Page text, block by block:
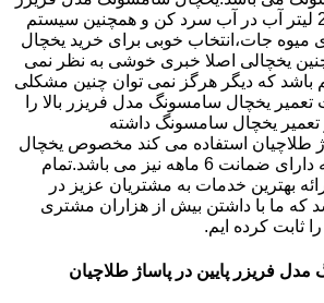
بالا با گنجایش بیش از 2 لیتر آب در آب سرد کن و همچنین سیستم
میوه جات،انتخاب خوبی برای خرید یخچال
یخچالی اصلا خبری خوشی به نظر نمی
باشد که دیگر هرگز نمی توان چنین مشکلی
یخچال سامسونگ مدل فریزر بالا را
تعمیر یخچال سامسونگ داشته
طلاچیان استفاده می کند مخصوص یخچال
سامسونگ می باشد که دارای ضمانت 6 ماهه نیز می باشد.تمام
بهترین خدمات به مشتریان عزیز در
که ما با داشتن بیش از هزاران مشتری
ثابت کرده ایم.
فریزر پایین در پاساژ طلاچیان